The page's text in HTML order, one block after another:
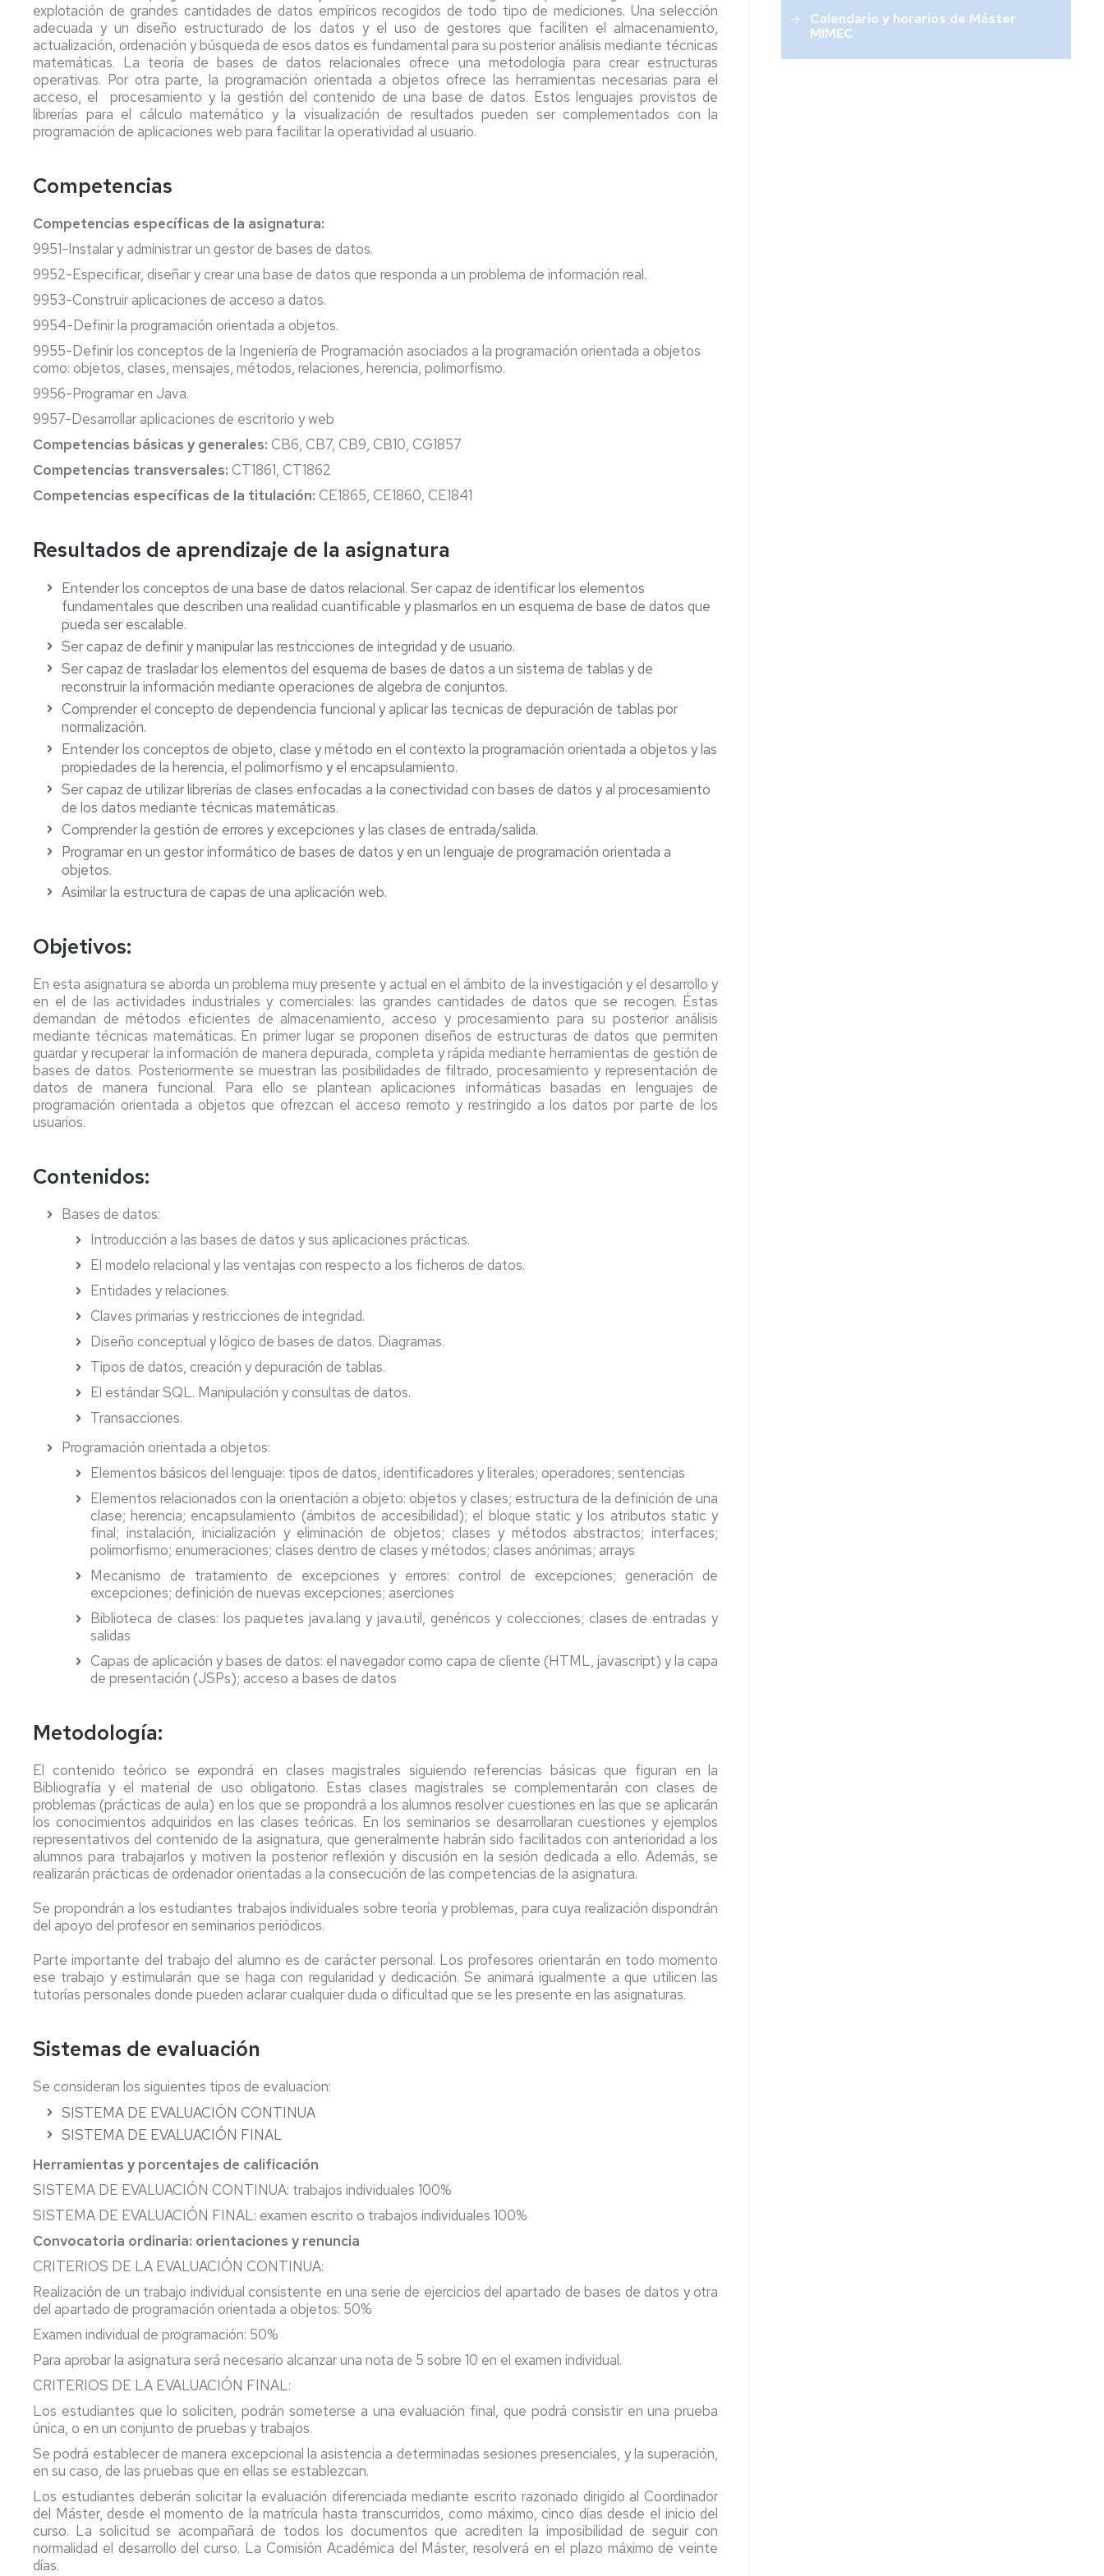
explotación de grandes cantidades de datos empíricos recogidos de todo tipo de mediciones. Una selección
adecuada y un diseño estructurado de los datos y el uso de gestores que faciliten el almacenamiento,
actualización, ordenación y búsqueda de esos datos es fundamental para su posterior análisis mediante técnicas
matemáticas. La teoría de bases de datos relacionales ofrece una metodología para crear estructuras
operativas. Por otra parte, la programación orientada a objetos ofrece las herramientas necesarias para el
acceso, el procesamiento y la gestión del contenido de una base de datos. Estos lenguajes provistos de
librerías para el cálculo matemático y la visualización de resultados pueden ser complementados con la
programación de aplicaciones web para facilitar la operatividad al usuario.
Competencias
Competencias específicas de la asignatura:
9951-Instalar y administrar un gestor de bases de datos.
9952-Especificar, diseñar y crear una base de datos que responda a un problema de información real.
9953-Construir aplicaciones de acceso a datos.
9954-Definir la programación orientada a objetos.
9955-Definir los conceptos de la Ingeniería de Programación asociados a la programación orientada a objetos
como: objetos, clases, mensajes, métodos, relaciones, herencia, polimorfismo.
9956-Programar en Java.
9957-Desarrollar aplicaciones de escritorio y web
Competencias básicas y generales: CB6, CB7, CB9, CB10, CG1857
Competencias transversales: CT1861, CT1862
Competencias específicas de la titulación: CE1865, CE1860, CE1841
Resultados de aprendizaje de la asignatura
Entender los conceptos de una base de datos relacional. Ser capaz de identificar los elementos
fundamentales que describen una realidad cuantificable y plasmarlos en un esquema de base de datos que
pueda ser escalable.
Ser capaz de definir y manipular las restricciones de integridad y de usuario.
Ser capaz de trasladar los elementos del esquema de bases de datos a un sistema de tablas y de
reconstruir la información mediante operaciones de algebra de conjuntos.
Comprender el concepto de dependencia funcional y aplicar las tecnicas de depuración de tablas por
normalización.
Entender los conceptos de objeto, clase y método en el contexto la programación orientada a objetos y las
propiedades de la herencia, el polimorfismo y el encapsulamiento.
Ser capaz de utilizar librerías de clases enfocadas a la conectividad con bases de datos y al procesamiento
de los datos mediante técnicas matemáticas.
Comprender la gestión de errores y excepciones y las clases de entrada/salida.
Programar en un gestor informático de bases de datos y en un lenguaje de programación orientada a
objetos.
Asimilar la estructura de capas de una aplicación web.
Objetivos:
En esta asignatura se aborda un problema muy presente y actual en el ámbito de la investigación y el desarrollo y
en el de las actividades industriales y comerciales: las grandes cantidades de datos que se recogen. Éstas
demandan de métodos eficientes de almacenamiento, acceso y procesamiento para su posterior análisis
mediante técnicas matemáticas. En primer lugar se proponen diseños de estructuras de datos que permiten
guardar y recuperar la información de manera depurada, completa y rápida mediante herramientas de gestión de
bases de datos. Posteriormente se muestran las posibilidades de filtrado, procesamiento y representación de
datos de manera funcional. Para ello se plantean aplicaciones informáticas basadas en lenguajes de
programación orientada a objetos que ofrezcan el acceso remoto y restringido a los datos por parte de los
usuarios.
Contenidos:
Bases de datos:
Introducción a las bases de datos y sus aplicaciones prácticas.
El modelo relacional y las ventajas con respecto a los ficheros de datos.
Entidades y relaciones.
Claves primarias y restricciones de integridad.
Diseño conceptual y lógico de bases de datos. Diagramas.
Tipos de datos, creación y depuración de tablas.
El estándar SQL. Manipulación y consultas de datos.
Transacciones.
Programación orientada a objetos:
Elementos básicos del lenguaje: tipos de datos, identificadores y literales; operadores; sentencias
Elementos relacionados con la orientación a objeto: objetos y clases; estructura de la definición de una
clase; herencia; encapsulamiento (ámbitos de accesibilidad); el bloque static y los atributos static y
final; instalación, inicialización y eliminación de objetos; clases y métodos abstractos; interfaces;
polimorfismo; enumeraciones; clases dentro de clases y métodos; clases anónimas; arrays
Mecanismo de tratamiento de excepciones y errores: control de excepciones; generación de
excepciones; definición de nuevas excepciones; aserciones
Biblioteca de clases: los paquetes java.lang y java.util, genéricos y colecciones; clases de entradas y
salidas
Capas de aplicación y bases de datos: el navegador como capa de cliente (HTML, javascript) y la capa
de presentación (JSPs); acceso a bases de datos
Metodología:
El contenido teórico se expondrá en clases magistrales siguiendo referencias básicas que figuran en la
Bibliografía y el material de uso obligatorio. Estas clases magistrales se complementarán con clases de
problemas (prácticas de aula) en los que se propondrá a los alumnos resolver cuestiones en las que se aplicarán
los conocimientos adquiridos en las clases teóricas. En los seminarios se desarrollaran cuestiones y ejemplos
representativos del contenido de la asignatura, que generalmente habrán sido facilitados con anterioridad a los
alumnos para trabajarlos y motiven la posterior reflexión y discusión en la sesión dedicada a ello. Además, se
realizarán prácticas de ordenador orientadas a la consecución de las competencias de la asignatura.
Se propondrán a los estudiantes trabajos individuales sobre teoría y problemas, para cuya realización dispondrán
del apoyo del profesor en seminarios periódicos.
Parte importante del trabajo del alumno es de carácter personal. Los profesores orientarán en todo momento
ese trabajo y estimularán que se haga con regularidad y dedicación. Se animará igualmente a que utilicen las
tutorías personales donde pueden aclarar cualquier duda o dificultad que se les presente en las asignaturas.
Sistemas de evaluación
Se consideran los siguientes tipos de evaluacion:
SISTEMA DE EVALUACIÓN CONTINUA
SISTEMA DE EVALUACIÓN FINAL
Herramientas y porcentajes de calificación
SISTEMA DE EVALUACIÓN CONTINUA: trabajos individuales 100%
SISTEMA DE EVALUACIÓN FINAL: examen escrito o trabajos individuales 100%
Convocatoria ordinaria: orientaciones y renuncia
CRITERIOS DE LA EVALUACIÓN CONTINUA:
Realización de un trabajo individual consistente en una serie de ejercicios del apartado de bases de datos y otra
del apartado de programación orientada a objetos: 50%
Examen individual de programación: 50%
Para aprobar la asignatura será necesario alcanzar una nota de 5 sobre 10 en el examen individual.
CRITERIOS DE LA EVALUACIÓN FINAL:
Los estudiantes que lo soliciten, podrán someterse a una evaluación final, que podrá consistir en una prueba
única, o en un conjunto de pruebas y trabajos.
Se podrá establecer de manera excepcional la asistencia a determinadas sesiones presenciales, y la superación,
en su caso, de las pruebas que en ellas se establezcan.
Los estudiantes deberán solicitar la evaluación diferenciada mediante escrito razonado dirigido al Coordinador
del Máster, desde el momento de la matrícula hasta transcurridos, como máximo, cinco días desde el inicio del
curso. La solicitud se acompañará de todos los documentos que acrediten la imposibilidad de seguir con
normalidad el desarrollo del curso. La Comisión Académica del Máster, resolverá en el plazo máximo de veinte
días.
Calendario y horarios de Máster
MIMEC